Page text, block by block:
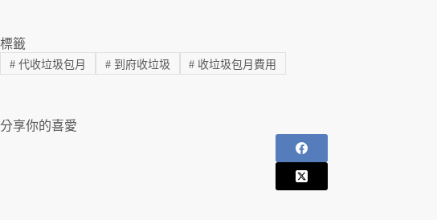
標籤
#代收垃圾包月 #到府收垃圾 # 收垃圾包月費用
分享你的喜愛